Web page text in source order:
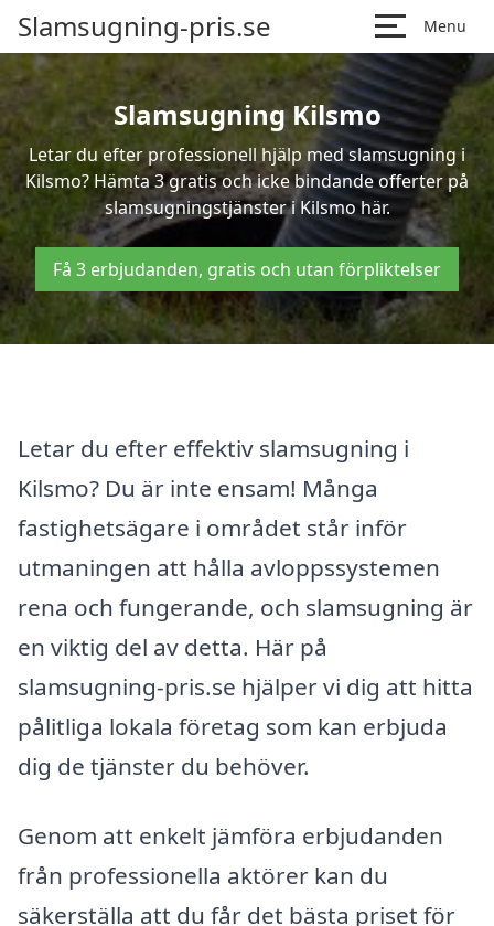
Slamsugning-pris.se Menu
Slamsugning Kilsmo
Letar du efter professionell hjälp med slamsugning i
Kilsmo? Hämta 3 gratis och icke bindande offerter på
slamsugningstjänster i Kilsmo här.
Få 3 erbjudanden, gratis och utan förpliktelser
Letar du efter effektiv slamsugning i
Kilsmo? Du är inte ensam! Många
fastighetsägare i området står inför
utmaningen att hålla avloppssystemen
rena och fungerande, och slamsugning är
en viktig del av detta. Här på
slamsugning-pris.se hjälper vi dig att hitta
pålitliga lokala företag som kan erbjuda
dig de tjänster du behöver.
Genom att enkelt jämföra erbjudanden
från professionella aktörer kan du
säkerställa att du får det bästa priset för